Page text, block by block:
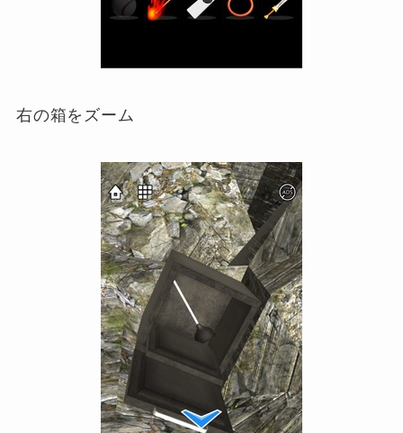
右の箱をズーム